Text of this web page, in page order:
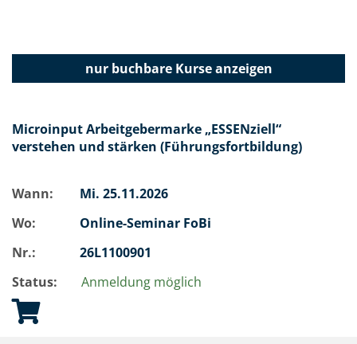
nur buchbareKurse anzeigen
Microinput Arbeitgebermarke „ESSENziell“
verstehen und stärken (Führungsfortbildung)
Wann: Mi. 25.11.2026
Wo:
Online-Seminar FoBi
Nr.:
26L1100901
Status:
Anmeldung möglich